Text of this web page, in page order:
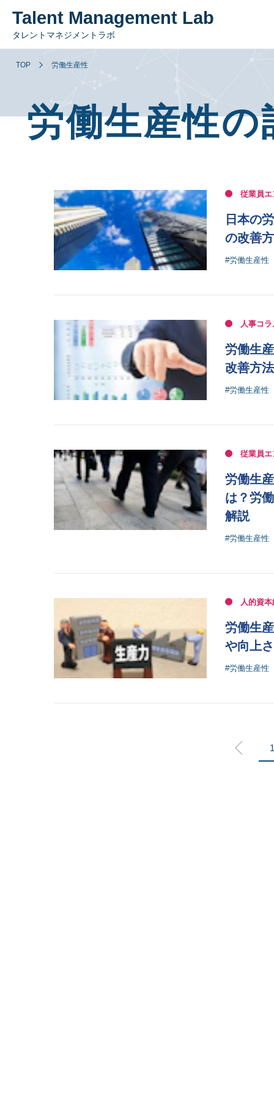
Talent Management Lab
タレントマネジメントラボ
TOP 労働生産性
労働生産性の
従業員
日本の
の改善
#労働生産性
人事コラ
労働生
改善方
#労働生産性
従業員
労働生
は？労
解説
#労働生産性
人的資本
労働生
や向上
#労働生産性
1